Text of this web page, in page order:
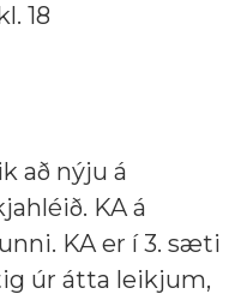
18
að nýju á
KA á
KA er í 3. sæti
úr átta leikjum,